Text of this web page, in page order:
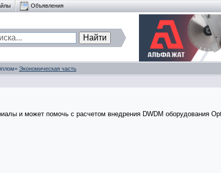
Объявления
Экономическая часть
и может помочь с расчетом внедрения DWDM оборудования